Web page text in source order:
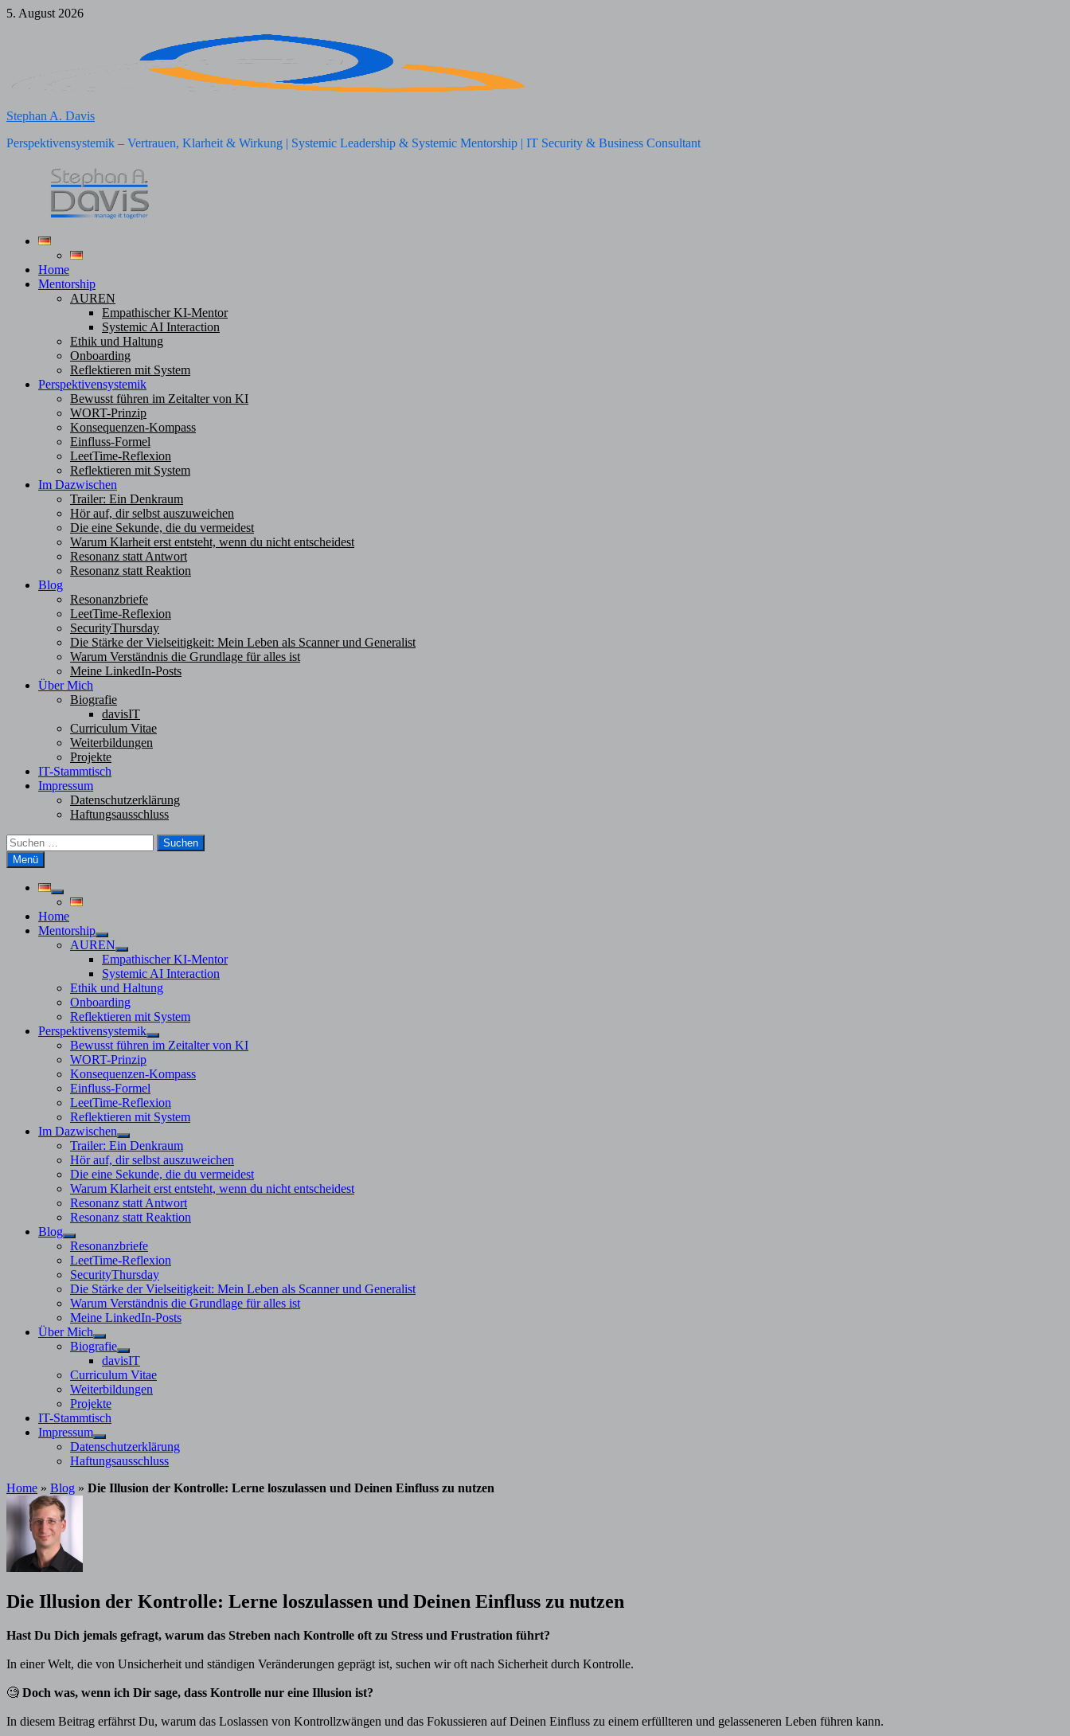
Zum
5. August 2026
Stephan A. Davis
Perspektivensystemik – Vertrauen, Klarheit & Wirkung | Systemic Leadership & Systemic Mentorship | IT Security & Business Consultant
Home
Mentorship
AUREN
Empathischer KI-Mentor
Systemic AI Interaction
Ethik und Haltung
Onboarding
Reflektieren mit System
Perspektivensystemik
Bewusst führen im Zeitalter von KI
WORT-Prinzip
Konsequenzen-Kompass
Einfluss-Formel
LeetTime-Reflexion
Reflektieren mit System
Im Dazwischen
Trailer: Ein Denkraum
Hör auf, dir selbst auszuweichen
Die eine Sekunde, die du vermeidest
Warum Klarheit erst entsteht, wenn du nicht entscheidest
Resonanz statt Antwort
Resonanz statt Reaktion
Blog
Resonanzbriefe
LeetTime-Reflexion
SecurityThursday
Die Stärke der Vielseitigkeit: Mein Leben als Scanner und Generalist
Warum Verständnis die Grundlage für alles ist
Meine LinkedIn-Posts
Über Mich
Biografie
davisIT
Curriculum Vitae
Weiterbildungen
Projekte
IT-Stammtisch
Impressum
Datenschutzerklärung
Haftungsausschluss
Suchen
nach:
Menü
Untermenü
anzeigen
Home
Mentorship
Untermenü
anzeigen
AUREN
Untermenü
anzeigen
Empathischer KI-Mentor
Systemic AI Interaction
Ethik und Haltung
Onboarding
Reflektieren mit System
Perspektivensystemik
Untermenü
anzeigen
Bewusst führen im Zeitalter von KI
WORT-Prinzip
Konsequenzen-Kompass
Einfluss-Formel
LeetTime-Reflexion
Reflektieren mit System
Im Dazwischen
Untermenü
anzeigen
Trailer: Ein Denkraum
Hör auf, dir selbst auszuweichen
Die eine Sekunde, die du vermeidest
Warum Klarheit erst entsteht, wenn du nicht entscheidest
Resonanz statt Antwort
Resonanz statt Reaktion
Blog
Untermenü
anzeigen
Resonanzbriefe
LeetTime-Reflexion
SecurityThursday
Die Stärke der Vielseitigkeit: Mein Leben als Scanner und Generalist
Warum Verständnis die Grundlage für alles ist
Meine LinkedIn-Posts
Über Mich
Untermenü
anzeigen
Biografie
Untermenü
anzeigen
davisIT
Curriculum Vitae
Weiterbildungen
Projekte
IT-Stammtisch
Impressum
Untermenü
anzeigen
Datenschutzerklärung
Haftungsausschluss
Home » Blog » Die Illusion der Kontrolle: Lerne loszulassen und Deinen Einfluss zu nutzen
Die Illusion der Kontrolle: Lerne loszulassen und Deinen Einfluss zu nutzen
Hast Du Dich jemals gefragt, warum das Streben nach Kontrolle oft zu Stress und Frustration führt?
In einer Welt, die von Unsicherheit und ständigen Veränderungen geprägt ist, suchen wir oft nach Sicherheit durch Kontrolle.
🧐 Doch was, wenn ich Dir sage, dass Kontrolle nur eine Illusion ist?
In diesem Beitrag erfährst Du, warum das Loslassen von Kontrollzwängen und das Fokussieren auf Deinen Einfluss zu einem erfüllteren und gelasseneren Leben führen kann.